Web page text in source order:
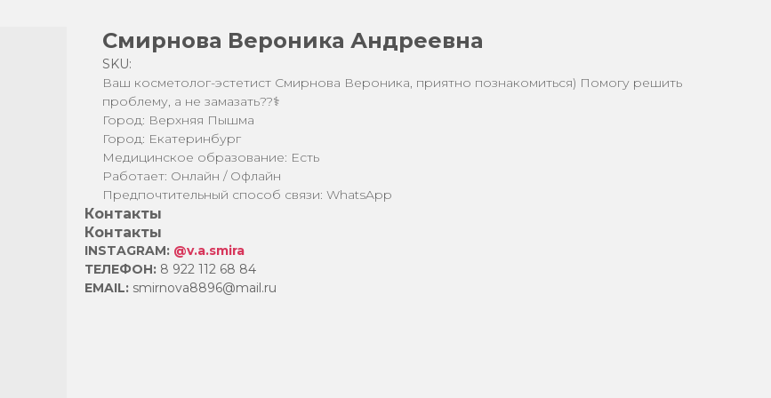
Смирнова Вероника Андреевна
SKU:
Ваш косметолог-эстетист Смирнова Вероника, приятно познакомиться) Помогу решить
проблему, а не замазать??‍⚕️
Город: Верхняя Пышма
Город: Екатеринбург
Медицинское образование: Есть
Работает: Онлайн / Офлайн
Предпочтительный способ связи: WhatsApp
Контакты
Контакты
INSTAGRAM: @v.a.smira
ТЕЛЕФОН: 8 922 112 68 84
EMAIL: smirnova8896@mail.ru